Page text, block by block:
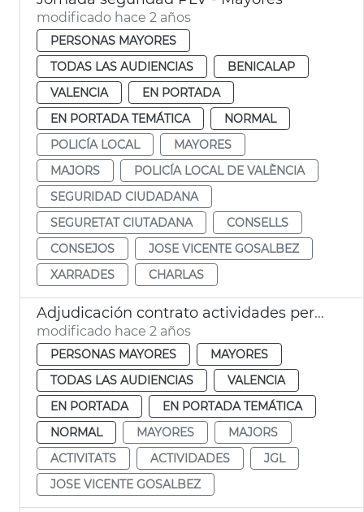
modificado hace 2 años
PERSONAS MAYORES
TODAS LAS AUDIENCIAS
BENICALAP
VALENCIA
EN PORTADA
EN PORTADA TEMÁTICA
NORMAL
POLICÍA LOCAL
MAYORES
MAJORS
POLICÍA LOCAL DE VALÈNCIA
SEGURIDAD CIUDADANA
SEGURETAT CIUTADANA
CONSELLS
CONSEJOS
JOSE VICENTE GOSALBEZ
XARRADES
CHARLAS
Adjudicación contrato actividades personas mayores
modificado hace 2 años
PERSONAS MAYORES
MAYORES
TODAS LAS AUDIENCIAS
VALENCIA
EN PORTADA
EN PORTADA TEMÁTICA
NORMAL
MAYORES
MAJORS
ACTIVITATS
ACTIVIDADES
JGL
JOSE VICENTE GOSALBEZ